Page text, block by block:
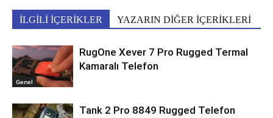
İLGİLİ İÇERİKLER YAZARIN DİĞER İÇERİKLERİ
Genel
RugOne Xever 7 Pro Rugged Termal
Kamaralı Telefon
Tank 2 Pro 8849 Rugged Telefon